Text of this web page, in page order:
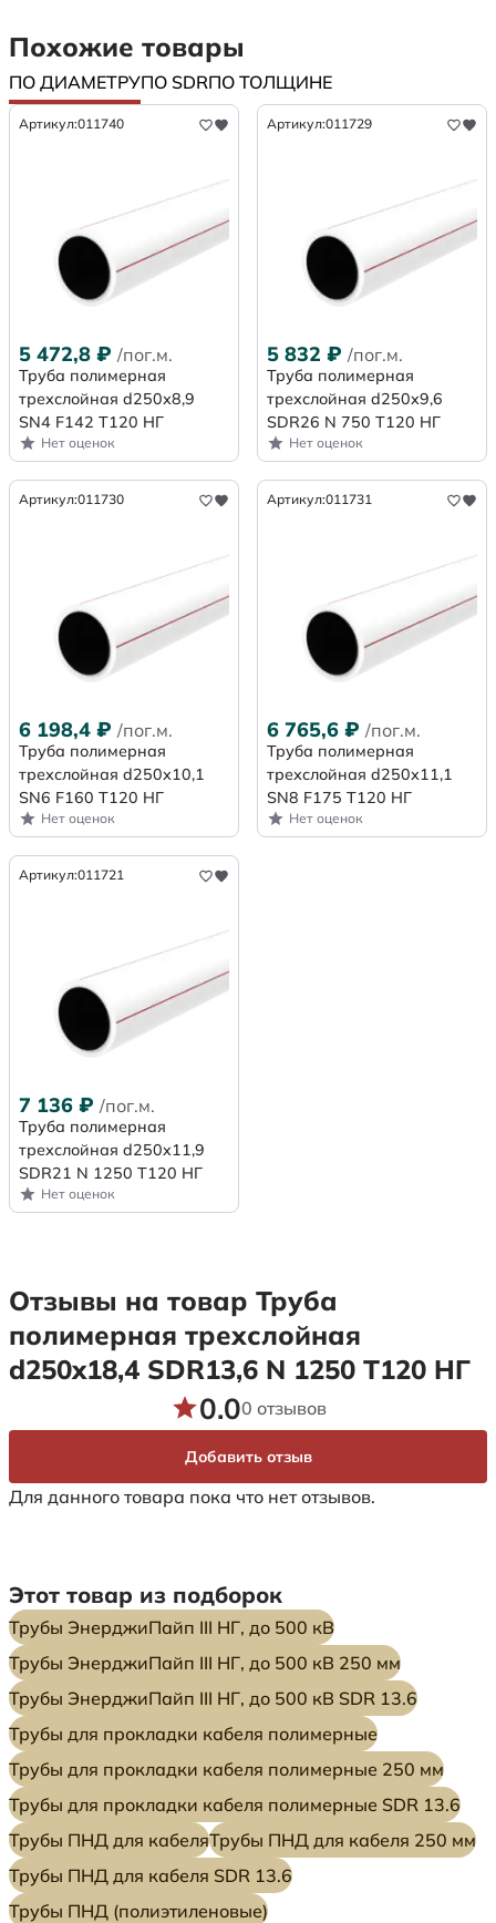
Похожие товары
ПО ДИАМЕТРУПО SDRПО ТОЛЩИНЕ
Артикул:011740
5 472,8 ₽ /пог.м.
Труба полимерная
трехслойная d250х8,9
SN4 F142 Т120 НГ
Нет оценок
Артикул:011729
5 832 ₽ /пог.м.
Труба полимерная
трехслойная d250x9,6
SDR26 N 750 Т120 НГ
Нет оценок
Артикул:011730
6 198,4 ₽ /пог.м.
Труба полимерная
трехслойная d250х10,1
SN6 F160 Т120 НГ
Нет оценок
Артикул:011731
6 765,6 ₽ /пог.м.
Труба полимерная
трехслойная d250х11,1
SN8 F175 Т120 НГ
Нет оценок
Артикул:011721
7 136 ₽ /пог.м.
Труба полимерная
трехслойная d250x11,9
SDR21 N 1250 Т120 НГ
Нет оценок
Отзывы на товар Труба
полимерная трехслойная
d250x18,4 SDR13,6 N 1250 Т120 НГ
Для данного товара пока что нет отзывов.
0.00 отзывов
Добавить отзыв
Этот товар из подборок
Трубы ЭнерджиПайп III НГ, до 500 кВ
Трубы ЭнерджиПайп III НГ, до 500 кВ 250 мм
Трубы ЭнерджиПайп III НГ, до 500 кВ SDR 13.6
Трубы для прокладки кабеля полимерные
Трубы для прокладки кабеля полимерные 250 мм
Трубы для прокладки кабеля полимерные SDR 13.6
Трубы ПНД для кабеляТрубы ПНД для кабеля 250 мм
Трубы ПНД для кабеля SDR 13.6
Трубы ПНД (полиэтиленовые)